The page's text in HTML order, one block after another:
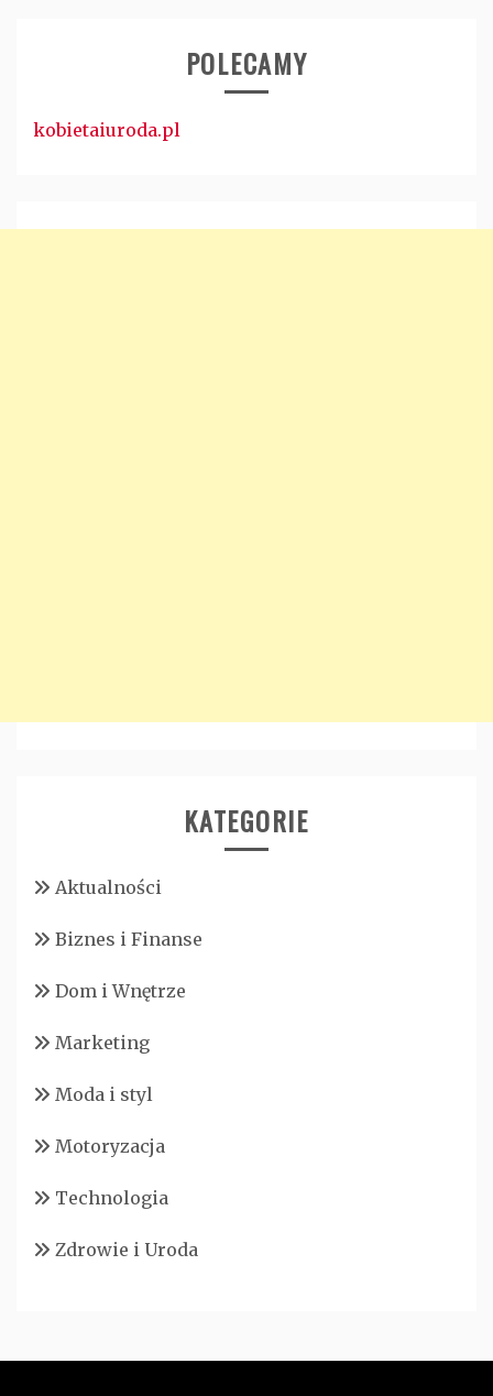
POLECAMY
kobietaiuroda.pl
KATEGORIE
Aktualności
Biznes i Finanse
Dom i Wnętrze
Marketing
Moda i styl
Motoryzacja
Technologia
Zdrowie i Uroda